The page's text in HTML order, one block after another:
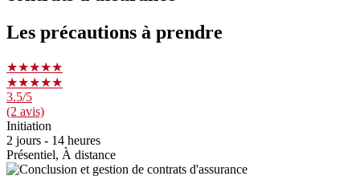
Les précautions à prendre
★★★★★
★★★★★
3.5/5
(2 avis)
Initiation
2 jours - 14 heures
Présentiel, À distance